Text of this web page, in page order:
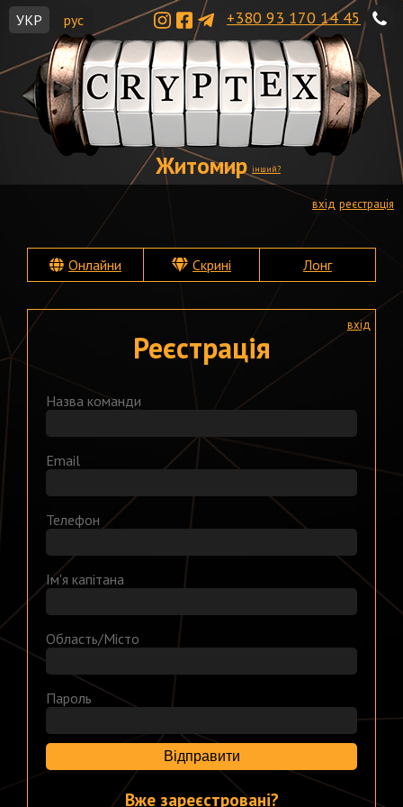
+380 93 170 14 45
Житомир інший?
вхід реєстрація
УКР рус
Онлайни Скрині Лонг
Реєстрація
Назва команди
Email
Телефон
Ім'я капітана
Область/Місто
Пароль
Відправити
Вже зареєстровані?
вхід